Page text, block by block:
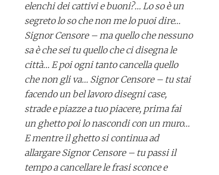
elenchi dei cattivi e buoni?… Lo so è un
segreto lo so che non me lo puoi dire…
Signor Censore – ma quello che nessuno
sa è che sei tu quello che ci disegna le
città… E poi ogni tanto cancella quello
che non gli va… Signor Censore – tu stai
facendo un bel lavoro disegni case,
strade e piazze a tuo piacere, prima fai
un ghetto poi lo nascondi con un muro…
E mentre il ghetto si continua ad
allargare Signor Censore – tu passi il
tempo a cancellare le frasi sconce e